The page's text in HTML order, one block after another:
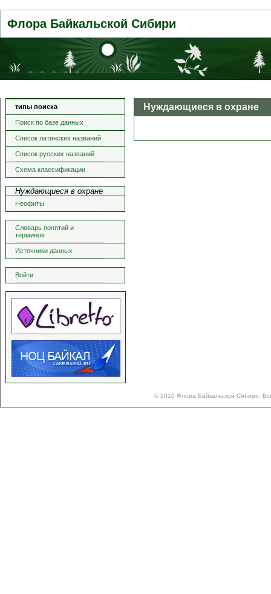
Флора Байкальской Сибири
типы поиска
Поиск по базе данных
Список латинских названий
Список русских названий
Схема классификации
Нуждающиеся в охране
Неофиты
Словарь понятий и
терминов
Источники данных
Войти
Нуждающиеся в охране
© 2010 Флора Байкальской Сибири.